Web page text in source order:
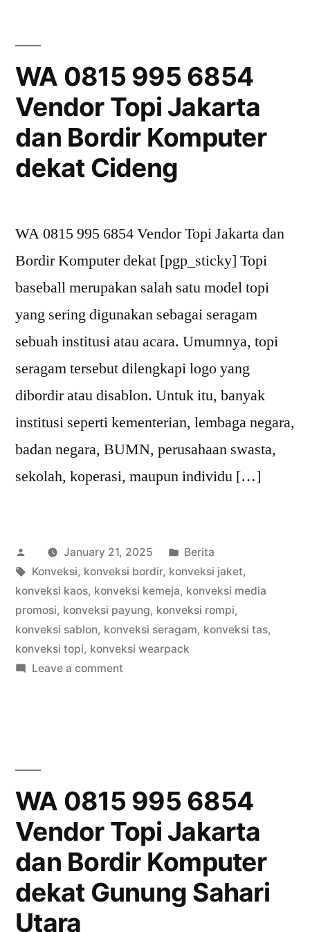
Jakarta
dan
Bordir
Komputer
dekat
Rawasari
WA 0815 995 6854
Vendor Topi Jakarta
dan Bordir Komputer
dekat Cideng
WA 0815 995 6854 Vendor Topi Jakarta dan
Bordir Komputer dekat [pgp_sticky] Topi
baseball merupakan salah satu model topi
yang sering digunakan sebagai seragam
sebuah institusi atau acara. Umumnya, topi
seragam tersebut dilengkapi logo yang
dibordir atau disablon. Untuk itu, banyak
institusi seperti kementerian, lembaga negara,
badan negara, BUMN, perusahaan swasta,
sekolah, koperasi, maupun individu […]
Posted
by
January 21, 2025
Posted
in
Berita
Tags:
Konveksi, konveksi bordir, konveksi jaket,
konveksi kaos, konveksi kemeja, konveksi media
promosi, konveksi payung, konveksi rompi,
konveksi sablon, konveksi seragam, konveksi tas,
konveksi topi, konveksi wearpack
Leave a commenton
Jakarta
dan
Bordir
Komputer
Cideng
WA 0815 995 6854
Vendor Topi Jakarta
dan Bordir Komputer
dekat Gunung Sahari
Utara